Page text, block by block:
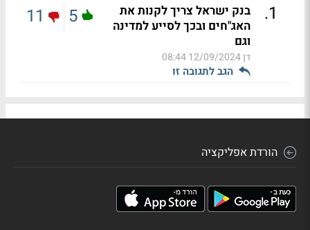
1
.
בנק ישראל צריך לקנות את
האג"חים ובכך לסייע למדינה
וגם
דן12/09/2024 08:44
הגב לתגובה זו
5
11
הורדת אפליקציה